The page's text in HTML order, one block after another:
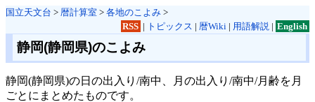
国立天文台 > 暦計算室 > 各地のこよみ >
RSS | トピックス | 暦Wiki| 用語解説| English
静岡(静岡県)のこよみ
静岡(静岡県)の日の出入り/南中、月の出入り/南中/月齢を月
ごとにまとめたものです。